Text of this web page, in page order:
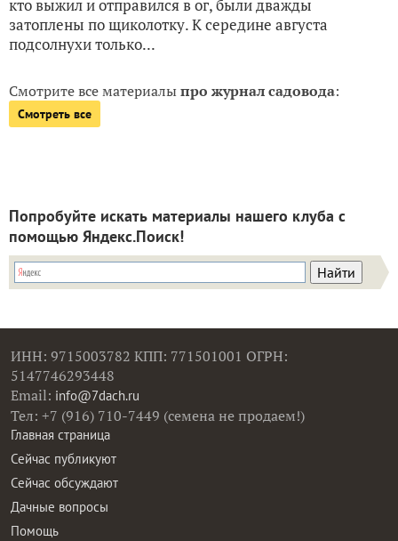
кто выжил и отправился в ог, были дважды
затоплены по щиколотку. К середине августа
подсолнухи только...
Смотрите все материалыпро журнал садовода:
Смотреть все
Попробуйте искать материалы нашего клуба с
помощью Яндекс.Поиск!
ИНН: 9715003782 КПП: 771501001 ОГРН:
5147746293448
Email: info@7dach.ru
Тел: +7 (916) 710-7449 (семена не продаем!)
Главная страница
Сейчас публикуют
Сейчас обсуждают
Дачные вопросы
Помощь